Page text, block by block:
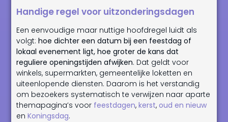
Handige regel voor uitzonderingsdagen
Een eenvoudige maar nuttige hoofdregel luidt als
volgt:hoe dichter een datum bij een feestdag of
lokaal evenement ligt, hoe groter de kans dat
reguliere openingstijden afwijken. Dat geldt voor
winkels, supermarkten, gemeentelijke loketten en
uiteenlopende diensten. Daarom is het verstandig
om bezoekers systematisch te verwijzen naar aparte
themapagina’s voor feestdagen,kerst, oud en nieuw
enKoningsdag.